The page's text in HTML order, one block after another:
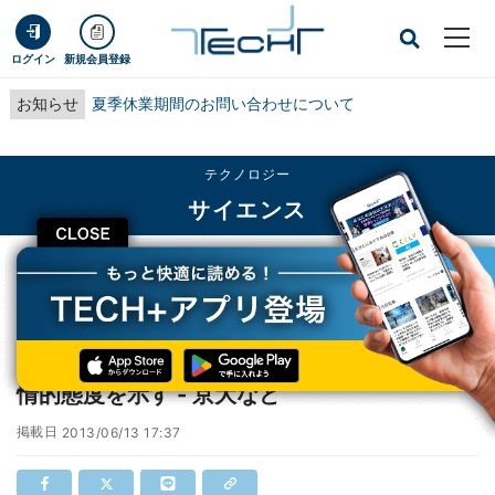
ログイン 新規会員登録
お知らせ 夏季休業期間のお問い合わせについて
CLOSE
テクノロジー
サイエンス
TECH+ テクノロジー
サイエンス
10カ月の乳児でも苦境にある他者に対して同情的態度を示す - 京大など
10カ月の乳児でも苦境にある他者に対して同
情的態度を示す - 京大など
掲載日 2013/06/13 17:37